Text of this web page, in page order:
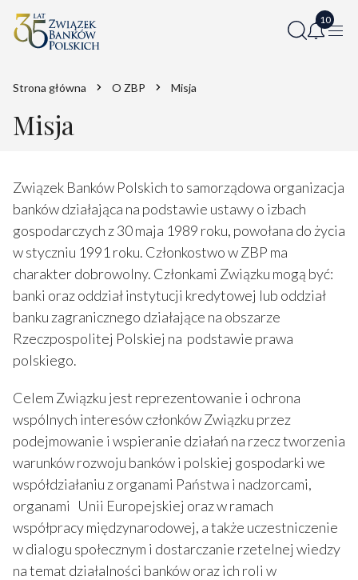
Strona główna O ZBP Misja
Misja
Związek Banków Polskich to samorządowa organizacja
banków działająca na podstawie ustawy o izbach
gospodarczych z 30 maja 1989 roku, powołana do życia
w styczniu 1991 roku. Członkostwo w ZBP ma
charakter dobrowolny. Członkami Związku mogą być:
banki oraz oddział instytucji kredytowej lub oddział
banku zagranicznego działające na obszarze
Rzeczpospolitej Polskiej na podstawie prawa
polskiego.
Celem Związku jest reprezentowanie i ochrona
wspólnych interesów członków Związku przez
podejmowanie i wspieranie działań na rzecz tworzenia
warunków rozwoju banków i polskiej gospodarki we
współdziałaniu z organami Państwa i nadzorcami,
organami Unii Europejskiej oraz w ramach
współpracy międzynarodowej, a także uczestniczenie
w dialogu społecznym i dostarczanie rzetelnej wiedzy
na temat działalności banków oraz ich roli w